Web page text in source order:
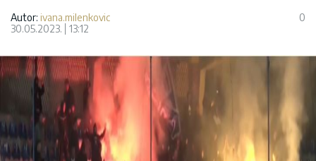
Autor: ivana.milenkovic
30.05.2023.
13:12
0